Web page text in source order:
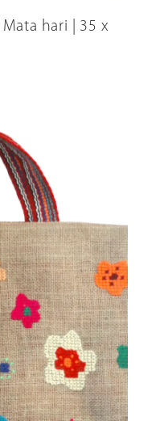
Mata hari | 35 x